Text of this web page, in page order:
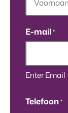
E-mail*
Enter Email
Telefoon*